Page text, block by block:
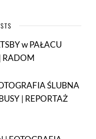
w PAŁACU
RADOM
ŚLUBNA
| REPORTAŻ